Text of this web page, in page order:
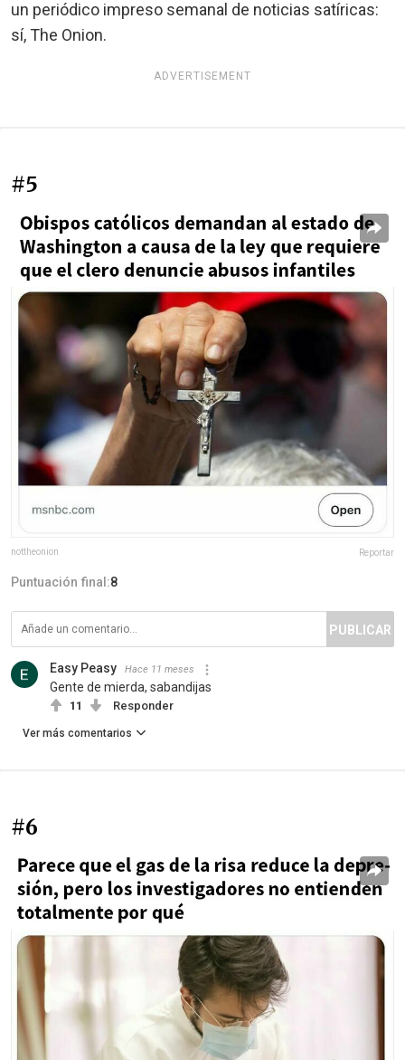
un periódico impreso semanal de noticias satíricas:
sí, The Onion.
ADVERTISEMENT
#5
nottheonion Reportar
Puntuación final:8
PUBLICAR
Easy Peasy Hace 11 meses
Gente de mierda, sabandijas
11 Responder
Ver más comentarios
#6